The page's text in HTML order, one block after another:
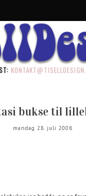
bukse til
mandag 28. juli 2008